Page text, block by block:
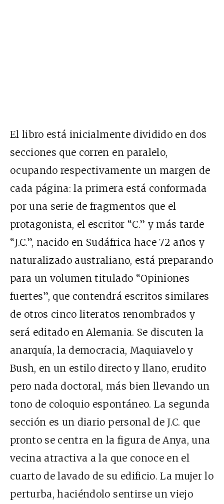
El libro está inicialmente dividido en dos
secciones que corren en paralelo,
ocupando respectivamente un margen de
cada página: la primera está conformada
por una serie de fragmentos que el
protagonista, el escritor “C.” y más tarde
“J.C.”, nacido en Sudáfrica hace 72 años y
naturalizado australiano, está preparando
para un volumen titulado “Opiniones
fuertes”, que contendrá escritos similares
de otros cinco literatos renombrados y
será editado en Alemania. Se discuten la
anarquía, la democracia, Maquiavelo y
Bush, en un estilo directo y llano, erudito
pero nada doctoral, más bien llevando un
tono de coloquio espontáneo. La segunda
sección es un diario personal de J.C. que
pronto se centra en la figura de Anya, una
vecina atractiva a la que conoce en el
cuarto de lavado de su edificio. La mujer lo
perturba, haciéndolo sentirse un viejo